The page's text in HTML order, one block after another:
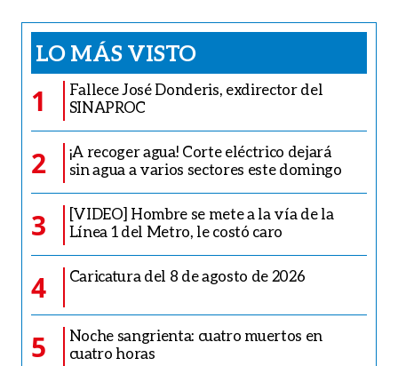
LO MÁS VISTO
1
Fallece José Donderis, exdirector del
SINAPROC
2
¡A recoger agua! Corte eléctrico dejará
sin agua a varios sectores este domingo
3
[VIDEO] Hombre se mete a la vía de la
Línea 1 del Metro, le costó caro
4 Caricatura del 8 de agosto de 2026
5
Noche sangrienta: cuatro muertos en
cuatro horas